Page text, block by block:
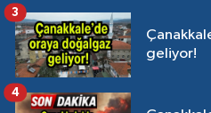
geliyor!
3
4